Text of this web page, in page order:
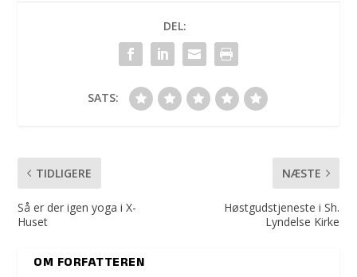
DEL:
SATS:
TIDLIGERE
Så er der igen yoga i X-
Huset
NÆSTE
Høstgudstjeneste i Sh.
Lyndelse Kirke
OM FORFATTEREN